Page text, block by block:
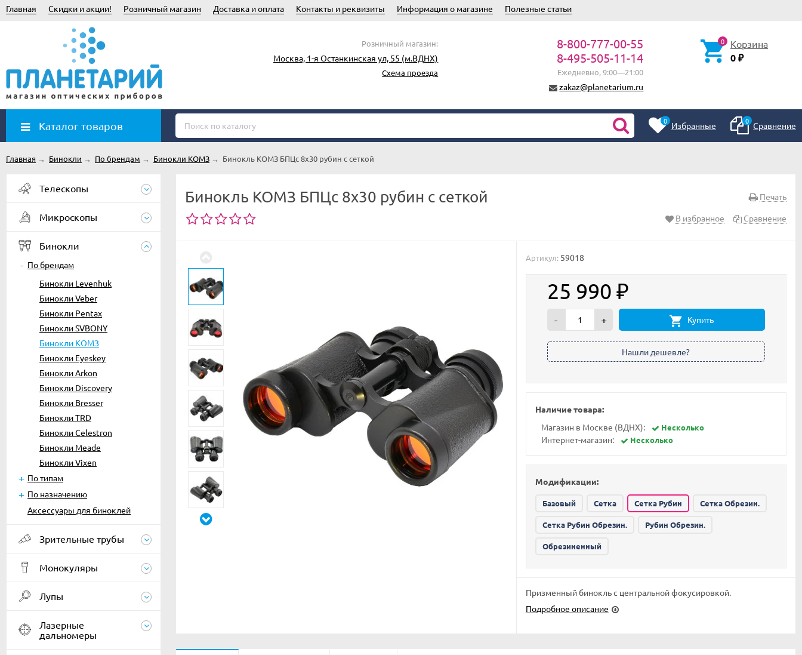
Главная Скидки и акции! Розничный магазин Доставка и оплата Контакты и реквизиты Информация о магазине Полезные статьи
Розничный магазин:
Москва, 1-я Останкинская ул, 55 (м.ВДНХ)
Схема проезда
8-800-777-00-55
8-495-505-11-14
Ежедневно, 9:00—21:00
zakaz@planetarium.ru
0 Корзина
0 ₽
Каталог товаров 0 Избранные 0 Сравнение
Главная → Бинокли → По брендам → Бинокли КОМЗ → Бинокль КОМЗ БПЦс 8х30 рубин с сеткой
Телескопы
Микроскопы
Бинокли
По брендам
Бинокли Levenhuk
Бинокли Veber
Бинокли Pentax
Бинокли SVBONY
Бинокли КОМЗ
Бинокли Eyeskey
Бинокли Arkon
Бинокли Discovery
Бинокли Bresser
Бинокли TRD
Бинокли Celestron
Бинокли Meade
Бинокли Vixen
По типам
По назначению
Аксессуары для биноклей
Зрительные трубы
Монокуляры
Лупы
Лазерные
дальномеры
Печать
Бинокль КОМЗ БПЦс 8х30 рубин с сеткой
В избранное Сравнение
Артикул: 59018
25 990 ₽
- + Купить
Наличие товара:
Магазин в Москве (ВДНХ):
Несколько
Интернет-магазин: Несколько
Модификации:
Базовый Сетка Сетка Рубин Сетка Обрезин.
Сетка Рубин Обрезин. Рубин Обрезин.
Обрезиненный
Призменный бинокль с центральной фокусировкой.
Подробное описание